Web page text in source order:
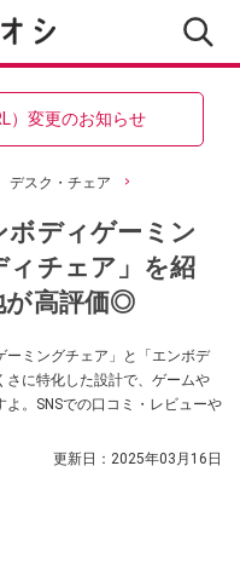
）変更のお知らせ
デスク・チェア
ディゲーミン
ィチェア」を紹
が高評価◎
ーミングチェア」と「エンボデ
さに特化した設計で、ゲームや
。SNSでの口コミ・レビューや
更新日： 2025年03月16日